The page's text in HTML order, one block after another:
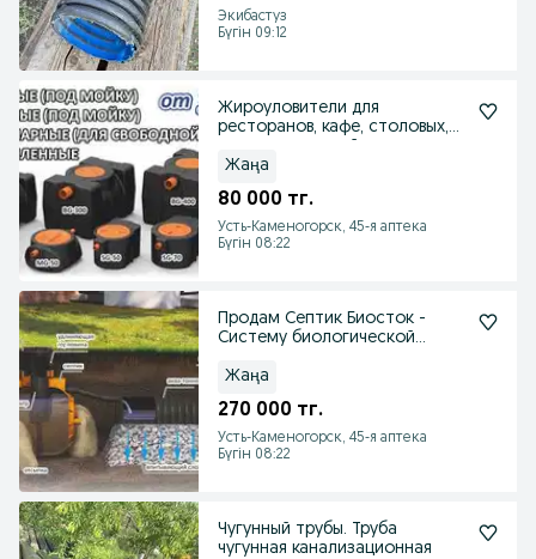
Экибастуз
Бүгін 09:12
Жироуловители для
ресторанов, кафе, столовых,
Жаңа
80 000 тг.
Усть-Каменогорск, 45-я аптека
Бүгін 08:22
Продам Септик Биосток -
Систему биологической
Жаңа
270 000 тг.
Усть-Каменогорск, 45-я аптека
Бүгін 08:22
Чугунный трубы. Труба
чугунная канализационная